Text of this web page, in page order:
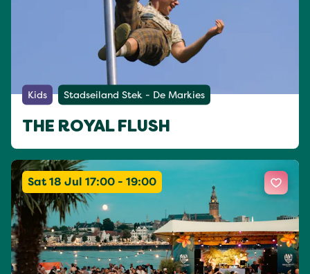
Kids Stadseiland Stek - De Markies
THE ROYAL FLUSH
Sat 18 Jul 17:00 - 19:00